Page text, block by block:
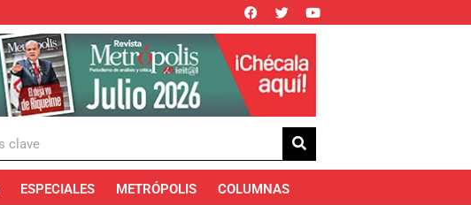
ESPECIALES METRÓPOLIS COLUMNAS